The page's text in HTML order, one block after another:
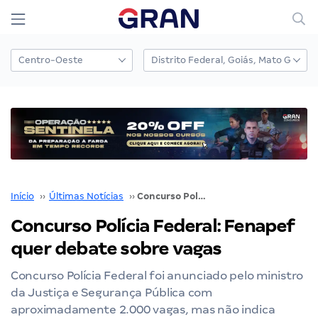
Início ›› Últimas Notícias ›› Concurso Polícia Federal: Fenapef quer debate sobre vagas
Concurso Polícia Federal: Fenapef
quer debate sobre vagas
Concurso Polícia Federal foi anunciado pelo ministro
da Justiça e Segurança Pública com
aproximadamente 2.000 vagas, mas não indica